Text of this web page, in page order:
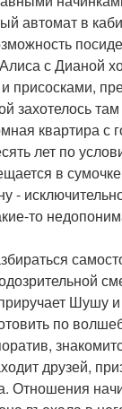
автомат в
с Дианой
присосками,
захотелось
квартира с
лет по
в
-
то
Шушу
по
друзей,
Отношения